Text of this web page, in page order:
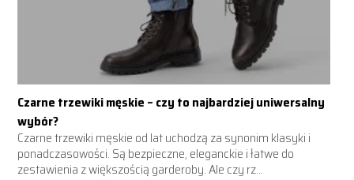
Czarne trzewiki męskie – czy to najbardziej uniwersalny
wybór?
Czarne trzewiki męskie od lat uchodzą za synonim klasyki i
ponadczasowości. Są bezpieczne, eleganckie i łatwe do
zestawienia z większością garderoby. Ale czy rz...